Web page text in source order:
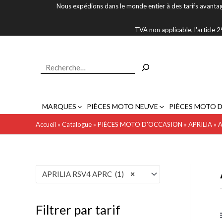
Nous expédions dans le monde entier à des tarifs
TVA non applicable, l'article
MARQUES PIÈCES MOTO NEUVE PIÈCES MOTO
Accueil » Catalogue » PIÈCES MOTO D’OCCASION » APRILIA »
×
APRILIA RSV4 APRC (1)
Filtrer par tarif